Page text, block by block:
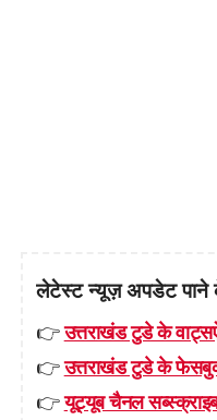
लेटेस्ट न्यूज़ अपडेट पाने
👉उत्तराखंड टुडे के
👉उत्तराखंड टुडे के
👉यूट्यूब चैनल